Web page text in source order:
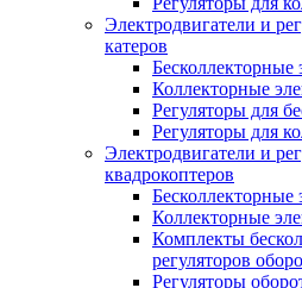
Электродвигатели и
катеров
Бесколлекторные
Коллекторные
Регуляторы для
Регуляторы для
Электродвигатели и
квадрокоптеров
Бесколлекторные
Коллекторные
Комплекты
регуляторов
Регуляторы